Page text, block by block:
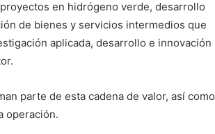
en hidrógeno verde, desarrollo
de bienes y servicios intermedios que
aplicada, desarrollo e innovación
parte de esta cadena de valor, así como
operación.